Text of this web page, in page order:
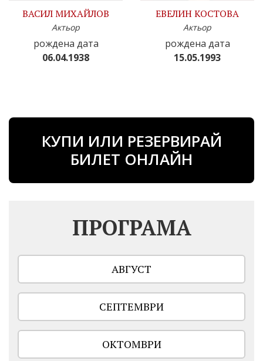
ВАСИЛ МИХАЙЛОВ
Актьор
рождена дата
06.04.1938
ЕВЕЛИН КОСТОВА
Актьор
рождена дата
15.05.1993
КУПИ ИЛИ РЕЗЕРВИРАЙ
БИЛЕТ ОНЛАЙН
ПРОГРАМА
АВГУСТ
СЕПТЕМВРИ
ОКТОМВРИ